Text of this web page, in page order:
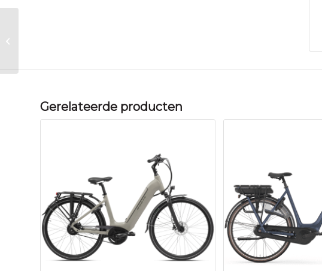
Gerelateerde producten